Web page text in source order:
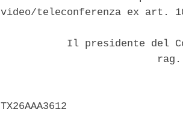
video/teleconferenza ex art.
Il presidente del